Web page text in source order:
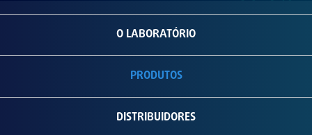
O LABORATÓRIO
PRODUTOS
DISTRIBUIDORES